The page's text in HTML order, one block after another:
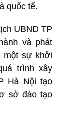
quốc tế.
UBND TP
và phát
một sự khởi
trình xây
Hà Nội tạo
sở đào tạo